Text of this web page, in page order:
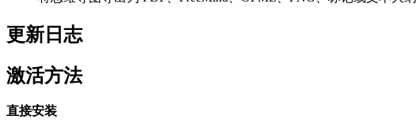
更新日志
激活方法
直接安装